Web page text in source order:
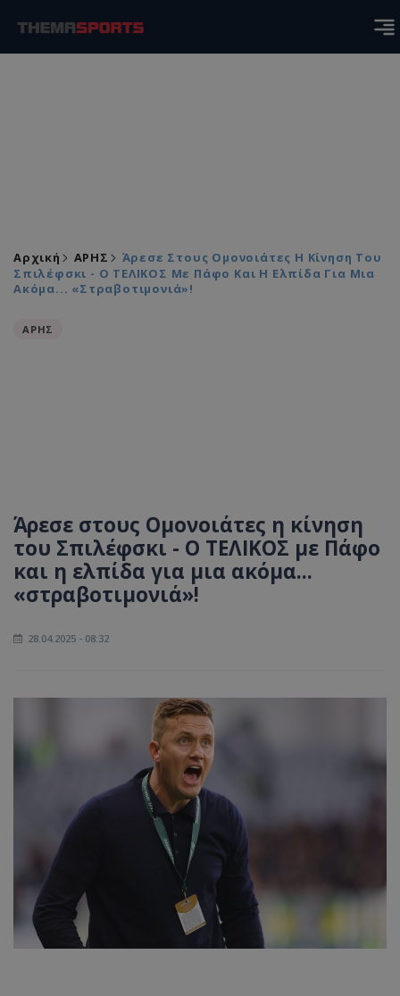
Αρχική ΑΡΗΣ
Άρεσε Στους Ομονοιάτες Η Κίνηση Του
Σπιλέφσκι - Ο ΤΕΛΙΚΟΣ Με Πάφο Και Η Ελπίδα Για Μια
Ακόμα... «στραβοτιμονιά»!
ΑΡΗΣ
Άρεσε στους Ομονοιάτες η κίνηση
του Σπιλέφσκι - Ο ΤΕΛΙΚΟΣ με Πάφο
και η ελπίδα για μια ακόμα...
«στραβοτιμονιά»!
28.04.2025 - 08:32